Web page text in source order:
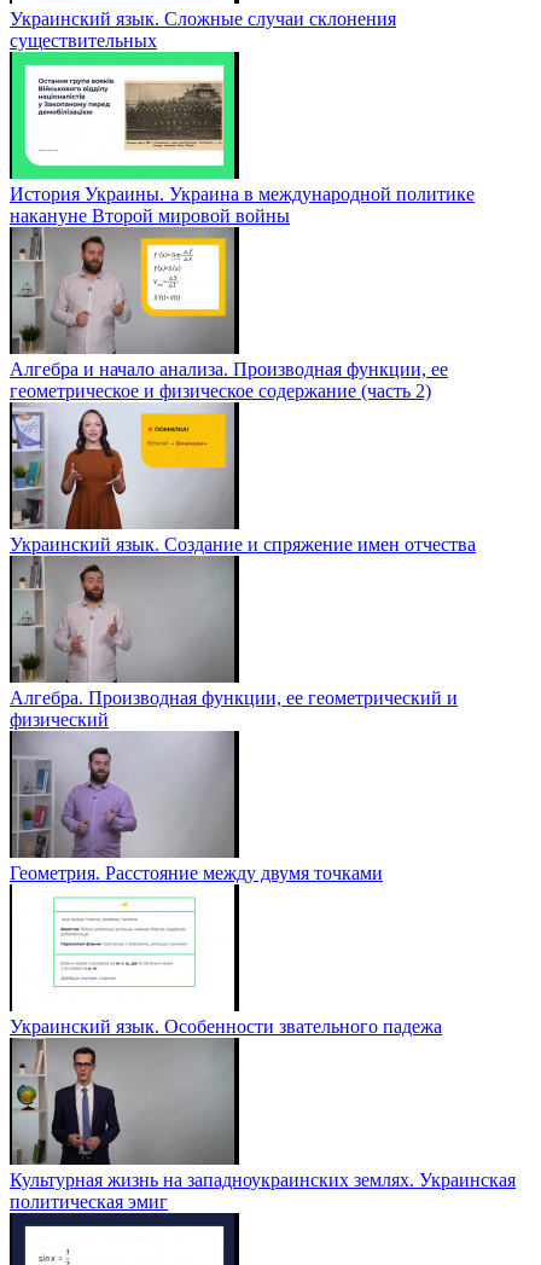
Украинский язык. Сложные случаи склонения
существительных
История Украины. Украина в международной политике
накануне Второй мировой войны
Алгебра и начало анализа. Производная функции, ее
геометрическое и физическое содержание (часть 2)
Украинский язык. Создание и спряжение имен отчества
Алгебра. Производная функции, ее геометрический и
физический
Геометрия. Расстояние между двумя точками
Украинский язык. Особенности звательного падежа
Культурная жизнь на западноукраинских землях. Украинская
политическая эмиг